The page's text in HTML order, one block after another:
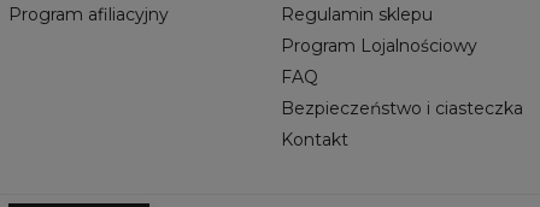
Program afiliacyjny
Regulamin sklepu
Program Lojalnościowy
FAQ
Bezpieczeństwo i ciasteczka
Kontakt